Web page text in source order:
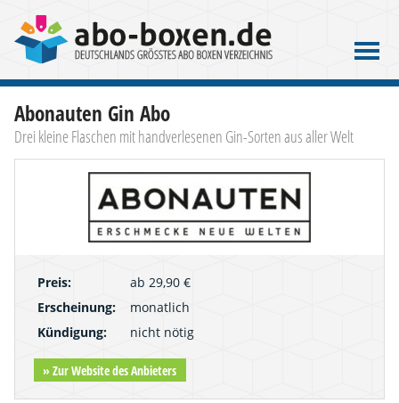
Abonauten Gin Abo
Drei kleine Flaschen mit handverlesenen Gin-Sorten aus aller Welt
Preis:
ab 29,90 €
Erscheinung:
monatlich
Kündigung:
nicht nötig
» Zur Website des Anbieters